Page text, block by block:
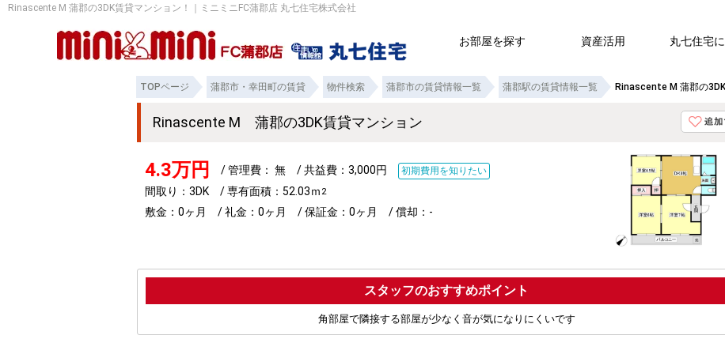
Rinascente M 蒲郡の3DK賃貸マンション！｜ミニミニFC蒲郡店 丸七住宅株式会社
お部屋を探す 資産活用 丸七住宅
TOPページ 蒲郡市・幸田町の賃貸 物件検索 蒲郡市の賃貸情報一覧 蒲郡駅の賃貸情報一覧 Rinascente M 蒲郡の
Rinascente M 蒲郡の3DK賃貸マンション
4.3万円 / 管理費： 無 / 共益費：3,000円 初期費用を知りたい
間取り：3DK / 専有面積：52.03ｍ 2
敷金：0ヶ月 / 礼金：0ヶ月 / 保証金：0ヶ月 / 償却：-
ポイント
角部屋で隣接する部屋が少なく音が気になりにくいです